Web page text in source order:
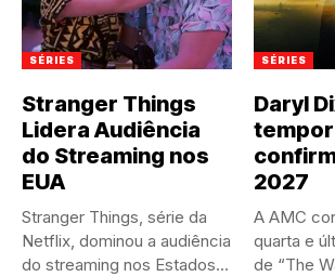
SÉRIES
Stranger Things
Lidera Audiência
do Streaming nos
EUA
Stranger Things, série da
Netflix, dominou a audiência
do streaming nos Estados...
SÉRIES
Daryl
2027
A AMC
quarta e
de “The